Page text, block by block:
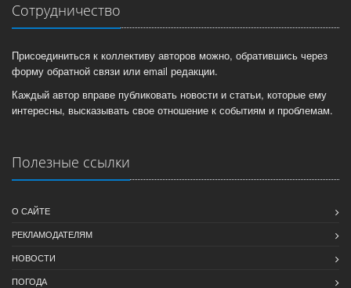
Сотрудничество
Присоединиться к коллективу авторов можно, обратившись через
форму обратной связи или email редакции.
Каждый автор вправе публиковать новости и статьи, которые ему
интересны, высказывать свое отношение к событиям и проблемам.
Полезные ссылки
О САЙТЕ
РЕКЛАМОДАТЕЛЯМ
НОВОСТИ
ПОГОДА